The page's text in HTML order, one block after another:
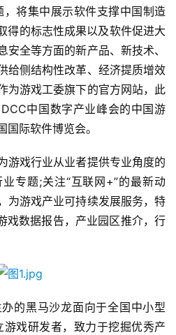
，将集中展示软件支撑中国制造
得的标志性成果以及软件促进大
安全等方面的新产品、新技术、
给侧结构性改革、经济提质增效
为游戏工委旗下的官方网站，此
中国数字产业峰会的中国游
际软件博览会。
戏行业从业者提供专业角度的
专题;关注“互联网+”的最新动
为游戏产业可持续发展服务，特
戏数据报告，产业园区推介，行
黑马沙龙面向于全国中小型
戏研发者，致力于挖掘优秀产